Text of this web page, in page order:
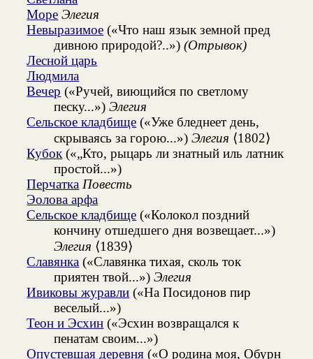
Море Элегия
Невыразимое («Что наш язык земной пред
дивною природой?..») (Отрывок)
Лесной царь
Людмила
Вечер («Ручей, виющийся по светлому
песку...») Элегия
Сельское кладбище («Уже бледнеет день,
скрываясь за горою...») Элегия ⟨1802⟩
Кубок(«„Кто, рыцарь ли знатный иль латник
простой...»)
Перчатка Повесть
Эолова арфа
Сельское кладбище («Колокол поздний
кончину отшедшего дня возвещает...»)
Элегия ⟨1839⟩
Славянка («Славянка тихая, сколь ток
приятен твой...») Элегия
Ивиковы журавли («На Посидонов пир
веселый...»)
Теон и Эсхин («Эсхин возвращался к
пенатам своим...»)
Опустевшая деревня («О родина моя, Обурн